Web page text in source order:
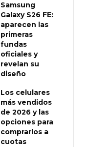
Samsung
Galaxy S26 FE:
aparecen las
primeras
fundas
oficiales y
revelan su
diseño
Los celulares
más vendidos
de 2026 y las
opciones para
comprarlos a
cuotas